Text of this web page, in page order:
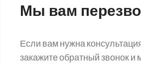
Мы вам
Если вам нужна
закажите обратный звонок и